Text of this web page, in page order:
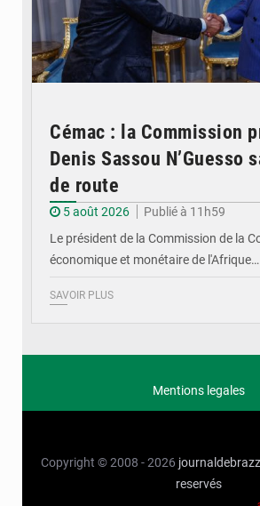
Cémac : la Commission
Denis Sassou N’Guesso
de route
5 août 2026
Publié à 11h59
Le président de la Commission de la
économique et monétaire de l'Afrique…
SAVOIR PLUS
Mentions legales
Copyright © 2008 - 2026
reservés